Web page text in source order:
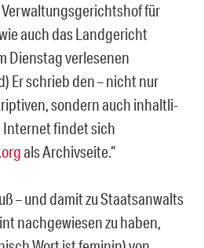
für
auch das Landgericht
Dienstag verlesenen
Er schrieb den – nicht nur
sondern auch inhaltli­
Internet findet sich
als Archivseite.“
– und damit zu Staatsanwalts
nachgewiesen zu haben,